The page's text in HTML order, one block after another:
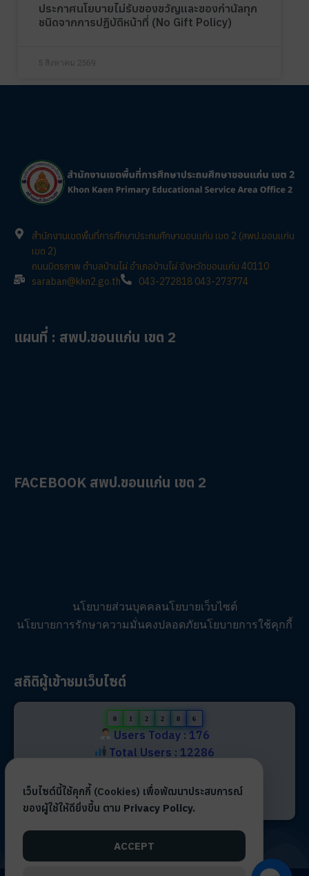
ประกาศนโยบายไม่รับของขวัญและของกำนัลทุก
ชนิดจากการปฏิบัติหน้าที่ (No Gift Policy)
5 สิงหาคม 2569
สำนักงานเขตพื้นที่การศึกษาประถมศึกษาขอนแก่น เขต 2 (สพป.ขอนแก่น
เขต 2)
ถนนมิตรภาพ ตำบลบ้านไผ่ อำเภอบ้านไผ่ จังหวัดขอนแก่น 40110
saraban@kkn2.go.th
043-272818 043-273774
แผนที่ : สพป.ขอนแก่น เขต 2
FACEBOOK สพป.ขอนแก่น เขต 2
นโยบายส่วนบุคคลนโยบายเว็บไซต์
นโยบายการรักษาความมั่นคงปลอดภัยนโยบายการใช้คุกกี้
สถิติผู้เข้าชมเว็บไซต์
0 1 2 2 8 6
Users Today : 176
Total Users : 12286
Total views : 28728
Who's Online : 3
เว็บไซต์นี้ใช้คุกกี้ (Cookies) เพื่อพัฒนาประสบการณ์
ของผู้ใช้ให้ดียิ่งขึ้น ตาม Privacy Policy.
ACCEPT